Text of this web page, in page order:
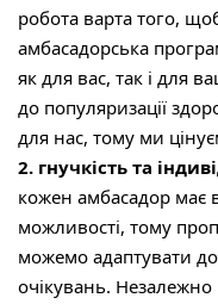
робота варта того,
амбасадорська
як для вас, так і для
до популяризації
для нас, тому ми
2. гнучкість та
кожен амбасадор має
можливості, тому
можемо адаптувати
очікувань. Незалежно